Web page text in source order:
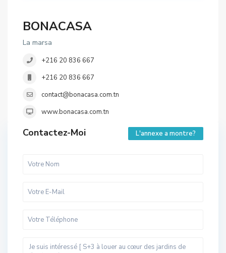
BONACASA
La marsa
+216 20 836 667
+216 20 836 667
contact@bonacasa.com.tn
www.bonacasa.com.tn
Contactez-Moi L'annexe a montre?